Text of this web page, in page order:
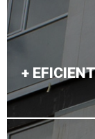
+
Agregamos